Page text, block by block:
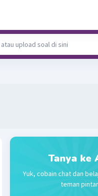
Tanya ke
Yuk, cobain chat dan
teman